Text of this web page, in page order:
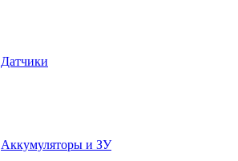
Датчики
Аккумуляторы и ЗУ